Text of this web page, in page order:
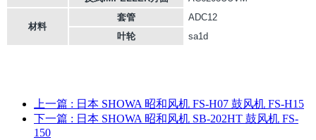
材料
套管
ADC12
叶轮
sa1d
上一篇 : 日本 SHOWA 昭和风机 FS-H07 鼓风机 FS-H15
下一篇 : 日本 SHOWA 昭和风机 SB-202HT 鼓风机 FS-
150